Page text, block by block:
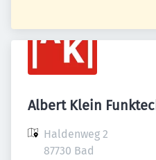
Albert Klein
Haldenweg 2
87730 Bad